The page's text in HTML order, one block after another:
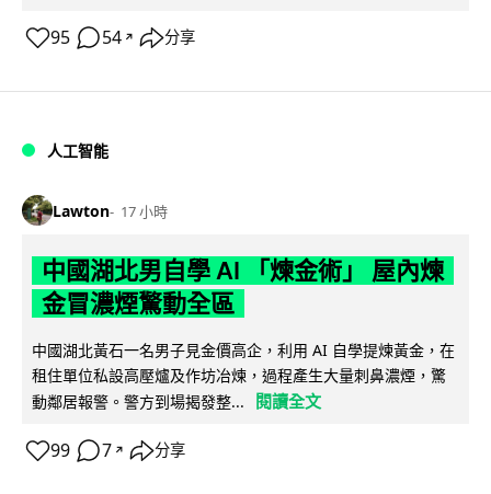
95 54 ↗ 分享
人工智能
Lawton 17 小時
中國湖北男自學 AI 「煉金術」 屋內煉
金冒濃煙驚動全區
中國湖北黃石一名男子見金價高企，利用 AI 自學提煉黃金，在
租住單位私設高壓爐及作坊冶煉，過程產生大量刺鼻濃煙，驚
動鄰居報警。警方到場揭發整...
閱讀全文
99 7 ↗ 分享